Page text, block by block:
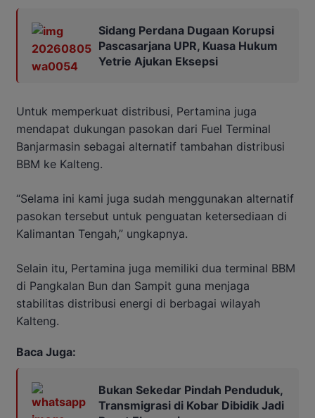
Sidang Perdana Dugaan Korupsi
Pascasarjana UPR, Kuasa Hukum
Yetrie Ajukan Eksepsi
Untuk memperkuat distribusi, Pertamina juga
mendapat dukungan pasokan dari Fuel Terminal
Banjarmasin sebagai alternatif tambahan distribusi
BBM ke Kalteng.
“Selama ini kami juga sudah menggunakan alternatif
pasokan tersebut untuk penguatan ketersediaan di
Kalimantan Tengah,” ungkapnya.
Selain itu, Pertamina juga memiliki dua terminal BBM
di Pangkalan Bun dan Sampit guna menjaga
stabilitas distribusi energi di berbagai wilayah
Kalteng.
Baca Juga:
Bukan Sekedar Pindah Penduduk,
Transmigrasi di Kobar Dibidik Jadi